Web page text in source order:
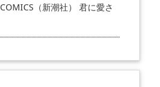
（新潮社） 君に愛さ